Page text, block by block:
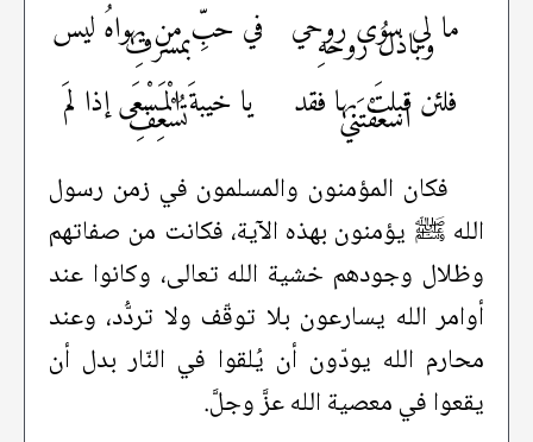
ما لي سوى روحي
وباذلُ روحهِ في حبِّ من يهواهُ ليس
بمسرفِ
فلئن قبلتَ بها فقد
أسعفْتَني يا خيبةَ الْمَسْعَى إذا لمَ
تُسْعِفِ
فكان المؤمنون والمسلمون في زمن رسول
الله ﷺ يؤمنون بهذه الآية، فكانت من صفاتهم
وظلال وجودهم خشية الله تعالى، وكانوا عند
أوامر الله يسارعون بلا توقّف ولا تردُّد، وعند
محارم الله يودّون أن يُلقوا في النّار بدل أن
يقعوا في معصية الله عزَّ وجلَّ.